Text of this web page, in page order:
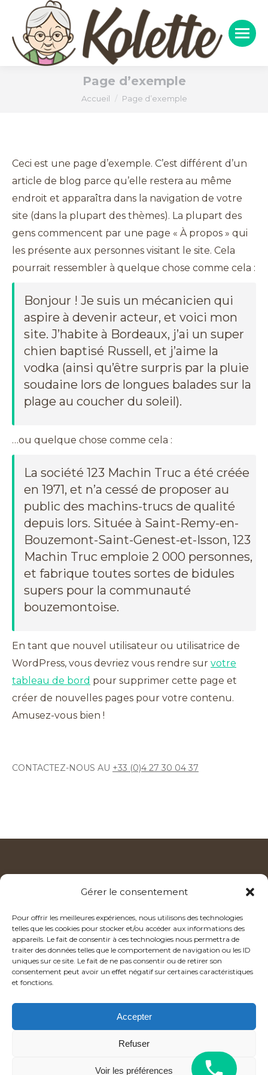
Gérer le consentement
Pour offrir les meilleures expériences, nous utilisons des technologies
telles que les cookies pour stocker et/ou accéder aux informations des
appareils. Le fait de consentir à ces technologies nous permettra de
traiter des données telles que le comportement de navigation ou les ID
uniques sur ce site. Le fait de ne pas consentir ou de retirer son
consentement peut avoir un effet négatif sur certaines caractéristiques
et fonctions.
Accepter
Refuser
Voir les préférences
Page d’exemple
Vous êtes ici :
Accueil Page d’exemple
Ceci est une page d’exemple. C’est différent d’un
article de blog parce qu’elle restera au même
endroit et apparaîtra dans la navigation de votre
site (dans la plupart des thèmes). La plupart des
gens commencent par une page « À propos » qui
les présente aux personnes visitant le site. Cela
pourrait ressembler à quelque chose comme cela :
Bonjour ! Je suis un mécanicien qui
aspire à devenir acteur, et voici mon
site. J’habite à Bordeaux, j’ai un super
chien baptisé Russell, et j’aime la
vodka (ainsi qu’être surpris par la pluie
soudaine lors de longues balades sur la
plage au coucher du soleil).
…ou quelque chose comme cela :
La société 123 Machin Truc a été créée
en 1971, et n’a cessé de proposer au
public des machins-trucs de qualité
depuis lors. Située à Saint-Remy-en-
Bouzemont-Saint-Genest-et-Isson, 123
Machin Truc emploie 2 000 personnes,
et fabrique toutes sortes de bidules
supers pour la communauté
bouzemontoise.
En tant que nouvel utilisateur ou utilisatrice de
WordPress, vous devriez vous rendre sur votre
tableau de bord pour supprimer cette page et
créer de nouvelles pages pour votre contenu.
Amusez-vous bien !
CONTACTEZ-NOUS AU +33 (0)4 27 30 04 37
DIGITAL CORP
69400 VILLEFRANCE SUR SAÔNE
FRANCE
+33 (0)4 27 30 04 37
RÉSEAUX SOCIAUX
SUIVEZ-NOUS SURLINKEDIN !
CLIQUEZ OU SCANNEZ-MOI